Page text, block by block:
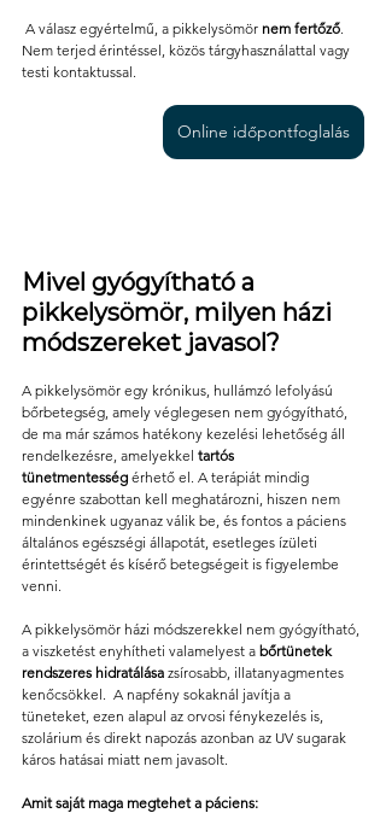
A válasz egyértelmű, a pikkelysömör nem fertőző.
Nem terjed érintéssel, közös tárgyhasználattal vagy
testi kontaktussal.
Online időpontfoglalás
Mivel gyógyítható a
pikkelysömör, milyen házi
módszereket javasol?
A pikkelysömör egy krónikus, hullámzó lefolyású
bőrbetegség, amely véglegesen nem gyógyítható,
de ma már számos hatékony kezelési lehetőség áll
rendelkezésre, amelyekkel tartós
tünetmentesség érhető el. A terápiát mindig
egyénre szabottan kell meghatározni, hiszen nem
mindenkinek ugyanaz válik be, és fontos a páciens
általános egészségi állapotát, esetleges ízületi
érintettségét és kísérő betegségeit is figyelembe
venni.
A pikkelysömör házi módszerekkel nem gyógyítható,
a viszketést enyhítheti valamelyest a bőrtünetek
rendszeres hidratálása zsírosabb, illatanyagmentes
kenőcsökkel.  A napfény sokaknál javítja a
tüneteket, ezen alapul az orvosi fénykezelés is,
szolárium és direkt napozás azonban az UV sugarak
káros hatásai miatt nem javasolt.
Amit saját maga megtehet a páciens: